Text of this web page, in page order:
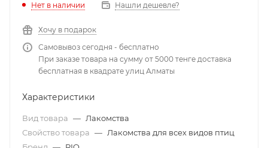
Нет в наличии Нашли дешевле?
Хочу в подарок
Самовывоз сегодня - бесплатно
При заказе товара на сумму от 5000 тенге доставка
бесплатная в квадрате улиц Алматы
Характеристики
Вид товара — Лакомства
Свойство товара — Лакомства для всех видов птиц